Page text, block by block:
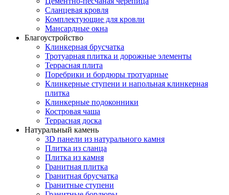
Сланцевая кровля
Комплектующие для кровли
Мансардные окна
Благоустройство
Клинкерная брусчатка
Тротуарная плитка и дорожные элементы
Террасная плита
Поребрики и бордюры тротуарные
Клинкерные ступени и напольная клинкерная
плитка
Клинкерные подоконники
Костровая чаша
Террасная доска
Натуральный камень
3D панели из натурального камня
Плитка из сланца
Плитка из камня
Гранитная плитка
Гранитная брусчатка
Гранитные ступени